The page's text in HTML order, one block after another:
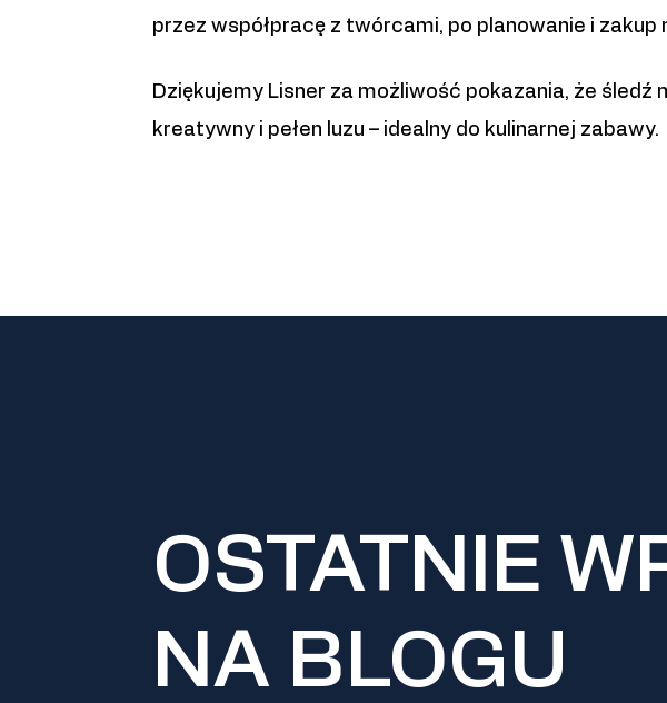
przez współpracę z twórcami, po planowanie i zakup
Dziękujemy Lisner za możliwość pokazania, że śledź
kreatywny i pełen luzu – idealny do kulinarnej zabawy.
OSTATNIE
NA BLOGU